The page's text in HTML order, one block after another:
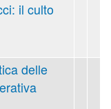
il culto
delle